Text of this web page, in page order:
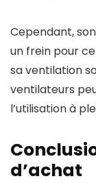
Cependant,
un frein pour
sa ventilation
ventilateurs
l’utilisation à
d’achat